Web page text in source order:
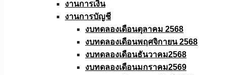
งานการเงิน
งานการบัญชี
งบทดลองเดือนตุลาคม 2568
งบทดลองเดือนพฤศจิกายน 2568
งบทดลองเดือนธันวาคม2568
งบทดลองเดือนมกราคม2569